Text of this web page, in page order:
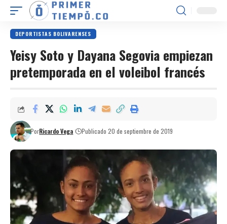
DEPORTISTAS BOLIVARENSES
Yeisy Soto y Dayana Segovia empiezan
pretemporada en el voleibol francés
PorRicardo Vega Publicado 20 de septiembre de 2019